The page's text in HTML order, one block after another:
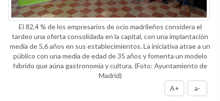
El 82,4 % de los empresarios de ocio madrileños considera el
tardeo una oferta consolidada en la capital, con una implantación
media de 5,6 años en sus establecimientos. La iniciativa atrae a un
público con una media de edad de 35 años y fomenta un modelo
híbrido que aúna gastronomía y cultura.(Foto: Ayuntamiento de
Madrid)
A+
a-